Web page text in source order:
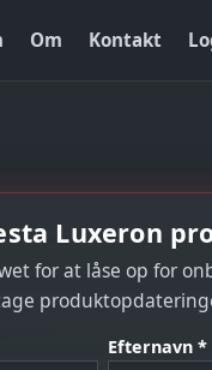
Om Kontakt
Luxeron
for at låse op for
Efternavn *